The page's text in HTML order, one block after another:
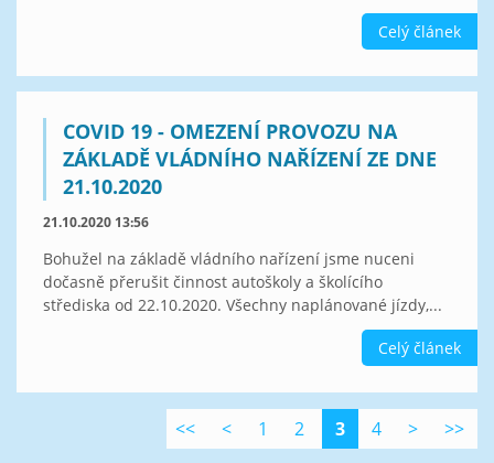
Celý článek
COVID 19 - OMEZENÍ PROVOZU NA
ZÁKLADĚ VLÁDNÍHO NAŘÍZENÍ ZE DNE
21.10.2020
21.10.2020 13:56
Bohužel na základě vládního nařízení jsme nuceni
dočasně přerušit činnost autoškoly a školícího
střediska od 22.10.2020. Všechny naplánované jízdy,...
Celý článek
<< < 1 2 3 4 > >>